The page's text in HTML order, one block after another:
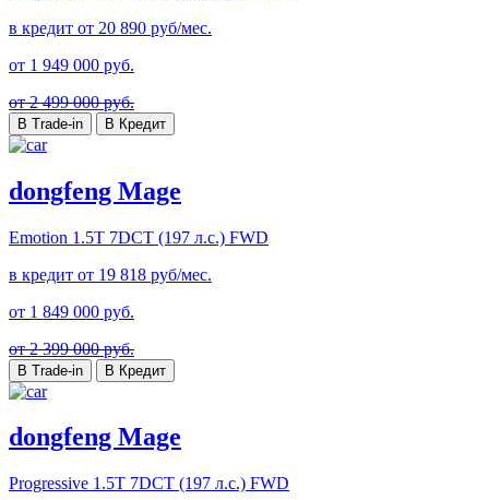
в кредит от 20 890 руб/мес.
от 1 949 000 руб.
от 2 499 000 руб.
В Trade-in В Кредит
dongfeng Mage
Emotion 1.5T 7DCT (197 л.с.) FWD
в кредит от 19 818 руб/мес.
от 1 849 000 руб.
от 2 399 000 руб.
В Trade-in В Кредит
dongfeng Mage
Progressive 1.5T 7DCT (197 л.с.) FWD